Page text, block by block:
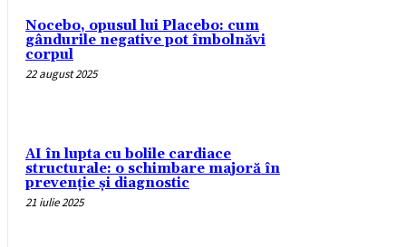
Nocebo, opusul lui Placebo: cum
gândurile negative pot îmbolnăvi
corpul
22 august 2025
AI în lupta cu bolile cardiace
structurale: o schimbare majoră în
prevenție și diagnostic
21 iulie 2025